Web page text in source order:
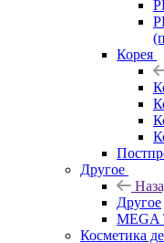
Корея
Другое
Другое
MEGA
Косметика